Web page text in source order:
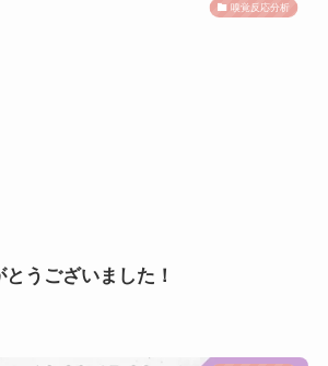
嗅覚反応分析
うございました！